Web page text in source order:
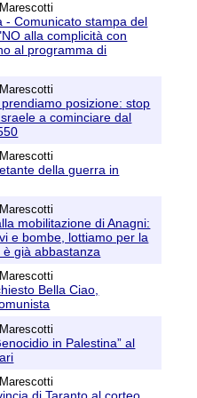
- Comunicato stampa del
alla complicità con
al programma di
posizione: stop
a cominciare dal
della guerra in
mobilitazione di Anagni:
e bombe, lottiamo per la
già abbastanza
Bella Ciao,
in Palestina” al